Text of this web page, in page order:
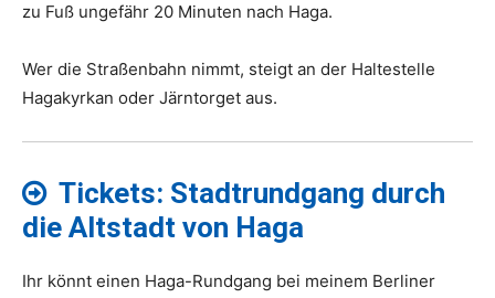
zu Fuß ungefähr 20 Minuten nach Haga.
Wer die Straßenbahn nimmt, steigt an der Haltestelle
Hagakyrkan oder Järntorget aus.
Tickets: Stadtrundgang durch
die Altstadt von Haga
Ihr könnt einen Haga-Rundgang bei meinem Berliner